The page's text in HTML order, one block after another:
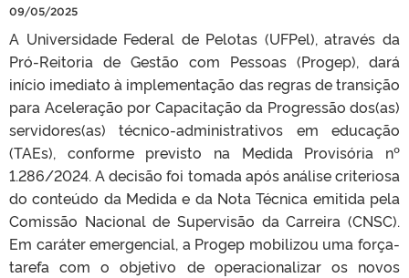
09/05/2025
A Universidade Federal de Pelotas (UFPel), através da
Pró-Reitoria de Gestão com Pessoas (Progep), dará
início imediato à implementação das regras de transição
para Aceleração por Capacitação da Progressão dos(as)
servidores(as) técnico-administrativos em educação
(TAEs), conforme previsto na Medida Provisória nº
1.286/2024. A decisão foi tomada após análise criteriosa
do conteúdo da Medida e da Nota Técnica emitida pela
Comissão Nacional de Supervisão da Carreira (CNSC).
Em caráter emergencial, a Progep mobilizou uma força-
tarefa com o objetivo de operacionalizar os novos